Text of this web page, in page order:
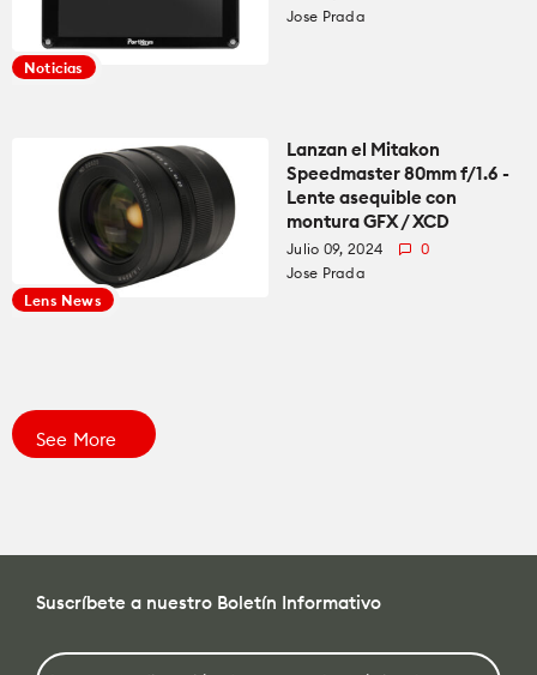
Noticias
Jose Prada
Lens News
Lanzan el Mitakon
Speedmaster 80mm f/1.6 -
Lente asequible con
montura GFX / XCD
Julio 09, 2024
0
Jose Prada
See More
Suscríbete a nuestro Boletín Informativo